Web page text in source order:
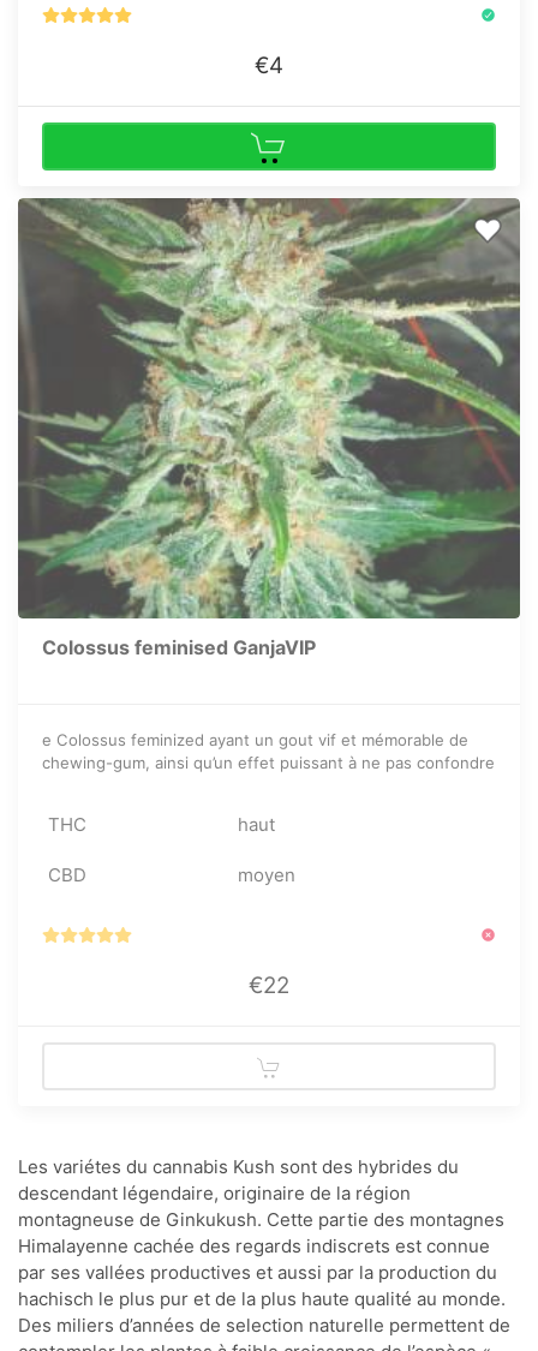
€4
Colossus feminised GanjaVIP
e Colossus feminized ayant un gout vif et mémorable de
chewing-gum, ainsi qu’un effet puissant à ne pas confondre
THC haut
CBD moyen
€22
Les variétes du cannabis Kush sont des hybrides du
descendant légendaire, originaire de la région
montagneuse de Ginkukush. Cette partie des montagnes
Himalayenne cachée des regards indiscrets est connue
par ses vallées productives et aussi par la production du
hachisch le plus pur et de la plus haute qualité au monde.
Des miliers d’années de selection naturelle permettent de